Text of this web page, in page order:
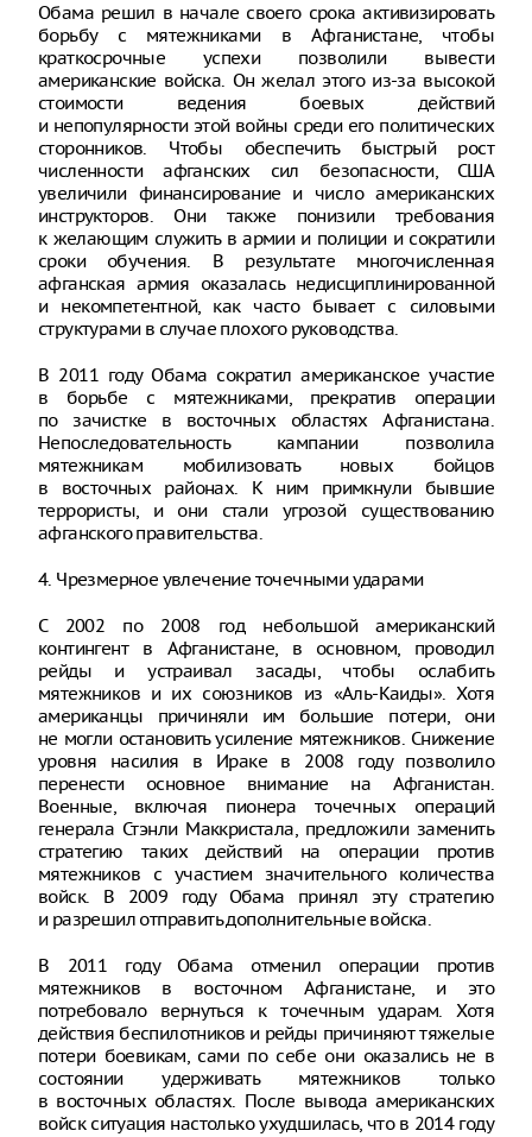
Обама решил в начале своего срока активизировать
борьбу с мятежниками в Афганистане, чтобы
краткосрочные успехи позволили вывести
американские войска. Он желал этого из-за высокой
стоимости ведения боевых действий
и непопулярности этой войны среди его политических
сторонников. Чтобы обеспечить быстрый рост
численности афганских сил безопасности, США
увеличили финансирование и число американских
инструкторов. Они также понизили требования
к желающим служить в армии и полиции и сократили
сроки обучения. В результате многочисленная
афганская армия оказалась недисциплинированной
и некомпетентной, как часто бывает с силовыми
структурами в случае плохого руководства.
В 2011 году Обама сократил американское участие
в борьбе с мятежниками, прекратив операции
по зачистке в восточных областях Афганистана.
Непоследовательность кампании позволила
мятежникам мобилизовать новых бойцов
в восточных районах. К ним примкнули бывшие
террористы, и они стали угрозой существованию
афганского правительства.
4. Чрезмерное увлечение точечными ударами
С 2002 по 2008 год небольшой американский
контингент в Афганистане, в основном, проводил
рейды и устраивал засады, чтобы ослабить
мятежников и их союзников из «Аль-Каиды». Хотя
американцы причиняли им большие потери, они
не могли остановить усиление мятежников. Снижение
уровня насилия в Ираке в 2008 году позволило
перенести основное внимание на Афганистан.
Военные, включая пионера точечных операций
генерала Стэнли Маккристала, предложили заменить
стратегию таких действий на операции против
мятежников с участием значительного количества
войск. В 2009 году Обама принял эту стратегию
и разрешил отправить дополнительные войска.
В 2011 году Обама отменил операции против
мятежников в восточном Афганистане, и это
потребовало вернуться к точечным ударам. Хотя
действия беспилотников и рейды причиняют тяжелые
потери боевикам, сами по себе они оказались не в
состоянии удерживать мятежников только
в восточных областях. После вывода американских
войск ситуация настолько ухудшилась, что в 2014 году